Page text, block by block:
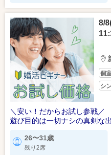
8/
個
シ
＼安い！だからお試し参戦／
遊び目的は一切ナシの真剣な
26〜31歳
残り2席